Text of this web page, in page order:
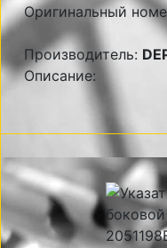
Оригинальный
Производитель:
Описание: